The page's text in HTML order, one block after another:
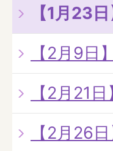
【1月23
【2月9日
【2月21
【2月26